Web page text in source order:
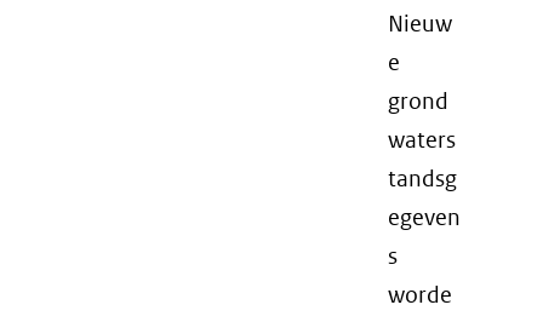
Nieuw
e
grond
waters
tandsg
egeven
s
worde